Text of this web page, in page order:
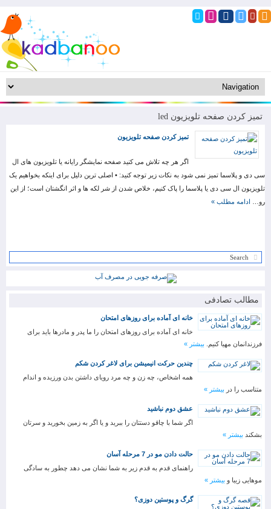
تمیز کردن صفحه تلویزیون led
تمیز کردن صفحه تلویزیون
اگر هر چه تلاش می کنید صفحه نمایشگر رایانه یا تلویزیون های ال
سی دی و پلاسما تمیز نمی شود به نکات زیر توجه کنید: • اصلی ترین دلیل برای اینکه بخواهیم یک
تلویزیون ال سی دی یا پلاسما را پاک کنیم، خلاص شدن از شر لکه ها و اثر انگشتان است؛ از این
رو… ادامه مطلب »
مطالب تصادفی
خانه ای آماده برای روزهای امتحان
خانه ای آماده برای روزهای امتحان را ما پدر و مادرها باید برای
فرزندانمان مهیا کنیم. بیشتر »
چندین حرکت انیمیشن برای لاغر کردن شکم
همه اشخاص، چه زن و چه مرد رویای داشتن بدن ورزیده و اندام
متناسب را در بیشتر »
عشق دوم نباشید
اگر شما با چاقو دستتان را ببرید و یا اگر به زمین بخورید و سرتان
بشکند بیشتر »
حالت دادن مو در 7 مرحله آسان
راهنمای قدم به قدم زیر به شما نشان می دهد چطور به سادگی
موهایی زیبا و بیشتر »
گرگ و پوستین دوزی؟